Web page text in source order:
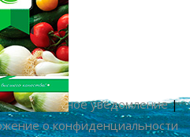
Официальное уведомление|
о конфиденциальности